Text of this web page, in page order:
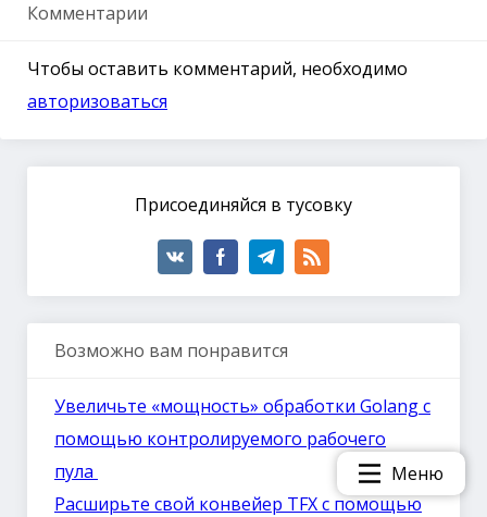
Комментарии
Чтобы оставить комментарий, необходимо
авторизоваться
Присоединяйся в тусовку
Возможно вам понравится
Увеличьте «мощность» обработки Golang с
помощью контролируемого рабочего
пула
Расширьте свой конвейер TFX с помощью
Меню